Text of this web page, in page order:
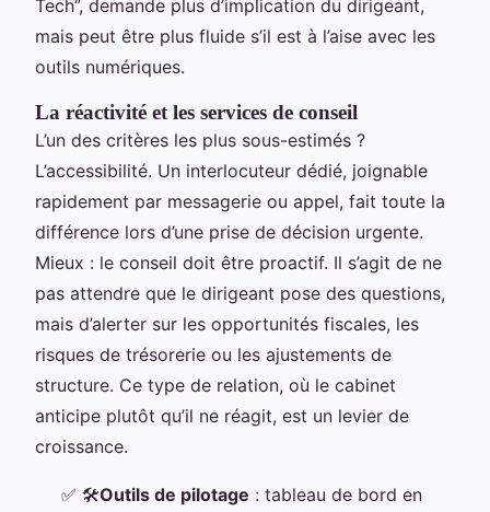
Tech”, demande plus d’implication du dirigeant,
mais peut être plus fluide s’il est à l’aise avec les
outils numériques.
La réactivité et les services de conseil
L’un des critères les plus sous-estimés ?
L’accessibilité. Un interlocuteur dédié, joignable
rapidement par messagerie ou appel, fait toute la
différence lors d’une prise de décision urgente.
Mieux : le conseil doit être proactif. Il s’agit de ne
pas attendre que le dirigeant pose des questions,
mais d’alerter sur les opportunités fiscales, les
risques de trésorerie ou les ajustements de
structure. Ce type de relation, où le cabinet
anticipe plutôt qu’il ne réagit, est un levier de
croissance.
✅ 🛠️Outils de pilotage : tableau de bord en